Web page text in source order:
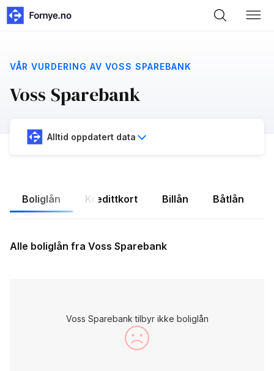
VÅR VURDERING AV VOSS SPAREBANK
Voss Sparebank
Alltid oppdatert data
Boliglån Kredittkort Billån Båtlån
Alle boliglån fra Voss Sparebank
Voss Sparebank tilbyr ikke boliglån